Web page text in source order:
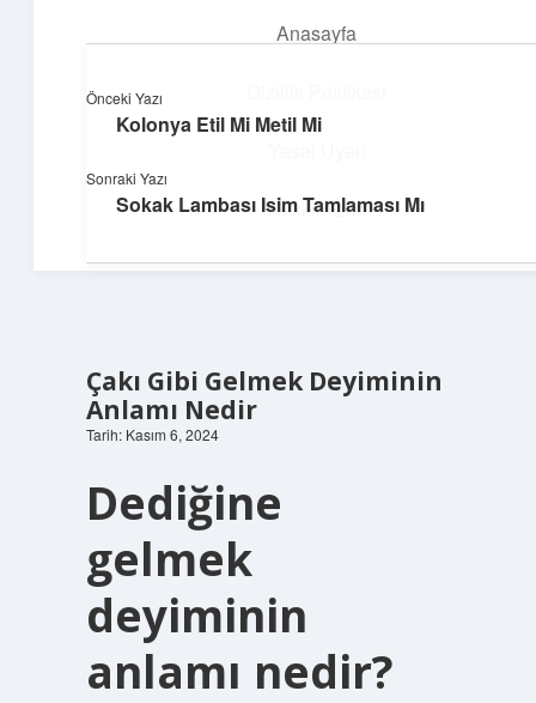
Anasayfa
Hakkımızda
Pratik Çözüm Rehberi
Hayatını kolaylaştıran zekice fikirler!
Çakı Gibi Gelmek Deyiminin
Anlamı Nedir
Tarih: Kasım 6, 2024
Dediğine
gelmek
deyiminin
anlamı nedir?
Önceki Yazı
Kolonya Etil Mi Metil Mi
Sonraki Yazı
Sokak Lambası Isim Tamlaması Mı